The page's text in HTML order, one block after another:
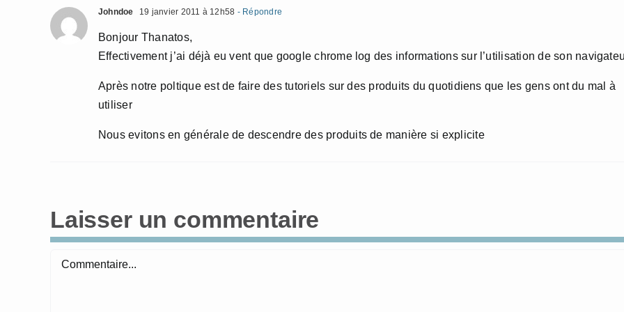
Johndoe 19 janvier 2011 à 12h58 - Répondre
Bonjour Thanatos,
Effectivement j’ai déjà eu vent que google chrome log des informations sur l’utilisation de son
Après notre poltique est de faire des tutoriels sur des produits du quotidiens que les gens ont du mal à
utiliser
Nous evitons en générale de descendre des produits de manière si explicite
Laisser un commentaire
Commentaire